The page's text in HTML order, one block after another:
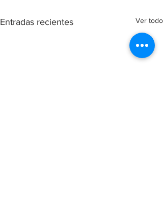
Entradas recientes Ver todo